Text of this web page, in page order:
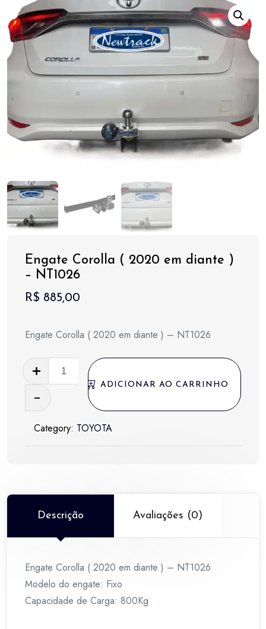
Engate Corolla ( 2020 em diante )
– NT1026
R$ 885,00
Engate Corolla ( 2020 em diante ) – NT1026
Engate
Corolla
em
diante
NT1026
quantidade
ADICIONAR AO CARRINHO
Category: TOYOTA
Descrição Avaliações (0)
Engate Corolla ( 2020 em diante ) – NT1026
Modelo do engate: Fixo
Capacidade de Carga: 800Kg